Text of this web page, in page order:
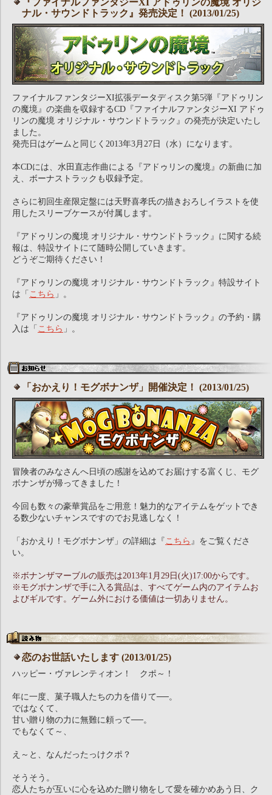
『ファイナルファンタジーXI アドゥリンの魔境 オリジ
ナル・サウンドトラック』発売決定！ (2013/01/25)
ファイナルファンタジーXI拡張データディスク第5弾『アドゥリン
の魔境』の楽曲を収録するCD『ファイナルファンタジーXI アドゥ
リンの魔境 オリジナル・サウンドトラック』の発売が決定いたし
ました。
発売日はゲームと同じく2013年3月27日（水）になります。
本CDには、水田直志作曲による『アドゥリンの魔境』の新曲に加
え、ボーナストラックも収録予定。
さらに初回生産限定盤には天野喜孝氏の描きおろしイラストを使
用したスリーブケースが付属します。
『アドゥリンの魔境 オリジナル・サウンドトラック』に関する続
報は、特設サイトにて随時公開していきます。
どうぞご期待ください！
『アドゥリンの魔境 オリジナル・サウンドトラック』特設サイト
は「 こちら 」。
『アドゥリンの魔境 オリジナル・サウンドトラック』の予約・購
入は「 こちら 」。
「おかえり！モグボナンザ」開催決定！ (2013/01/25)
冒険者のみなさんへ日頃の感謝を込めてお届けする富くじ、モグ
ボナンザが帰ってきました！
今回も数々の豪華賞品をご用意！魅力的なアイテムをゲットでき
る数少ないチャンスですのでお見逃しなく！
「おかえり！モグボナンザ」の詳細は『 こちら 』をご覧くださ
い。
※ボナンザマーブルの販売は2013年1月29日(火)17:00からです。
※モグボナンザで手に入る賞品は、すべてゲーム内のアイテムお
よびギルです。ゲーム外における価値は一切ありません。
恋のお世話いたします (2013/01/25)
ハッピー・ヴァレンティオン！ クポ～！
年に一度、菓子職人たちの力を借りて──。
ではなくて、
甘い贈り物の力に無難に頼って──。
でもなくて～、
え～と、なんだったっけクポ？
そうそう。
恋人たちが互いに心を込めた贈り物をして愛を確かめあう日、ク